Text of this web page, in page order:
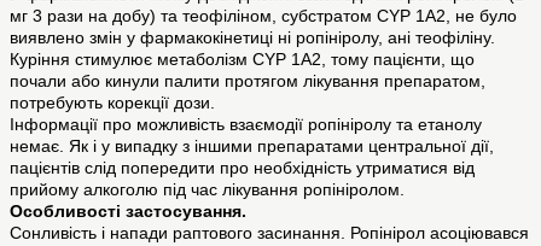
мг 3 рази на добу) та теофіліном, субстратом CYP 1A2, не було
виявлено змін у фармакокінетиці ні ропініролу, ані теофіліну.
Куріння стимулює метаболізм CYP 1A2, тому пацієнти, що
почали або кинули палити протягом лікування препаратом,
потребують корекції дози.
Інформації про можливість взаємодії ропініролу та етанолу
немає. Як і у випадку з іншими препаратами центральної дії,
пацієнтів слід попередити про необхідність утриматися від
прийому алкоголю під час лікування ропініролом.
Особливості застосування.
Сонливість і напади раптового засинання. Ропінірол асоціювався